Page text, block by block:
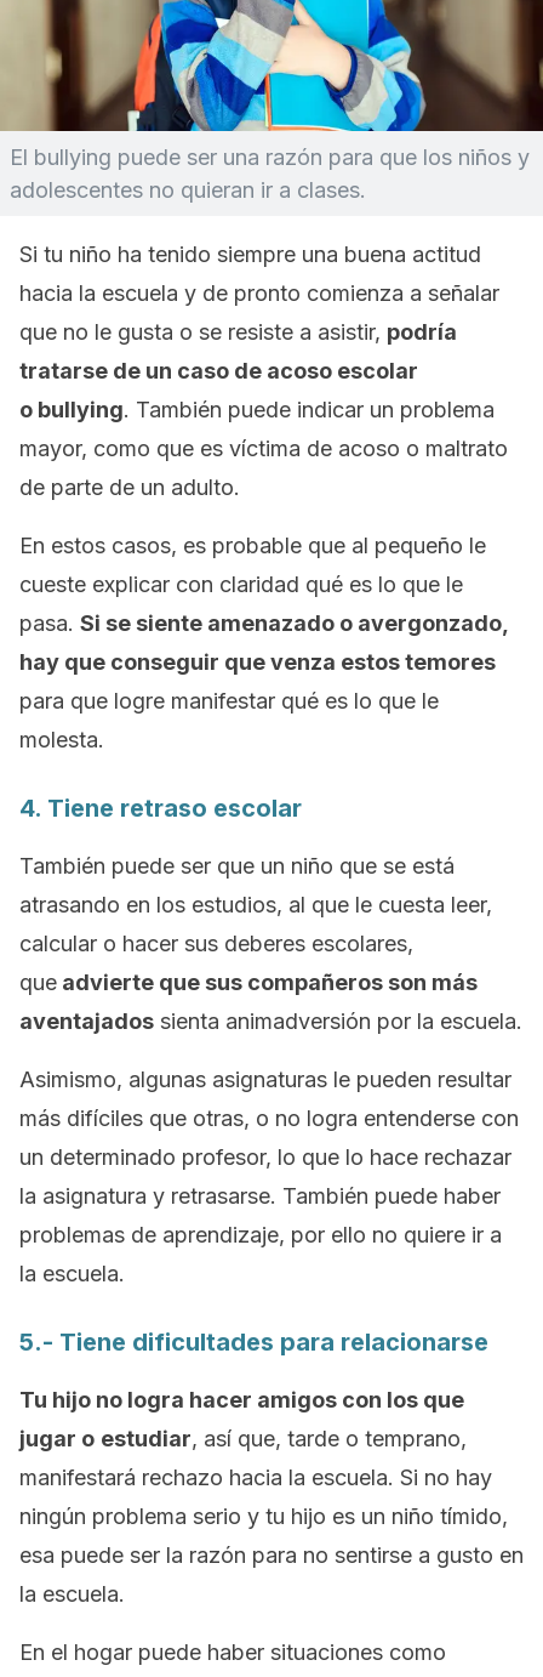
El bullying puede ser una razón para que los niños y
adolescentes no quieran ir a clases.
Si tu niño ha tenido siempre una buena actitud
hacia la escuela y de pronto comienza a señalar
que no le gusta o se resiste a asistir, podría
tratarse de un caso de acoso escolar
o bullying. También puede indicar un problema
mayor, como que es víctima de acoso o maltrato
de parte de un adulto.
En estos casos, es probable que al pequeño le
cueste explicar con claridad qué es lo que le
pasa. Si se siente amenazado o avergonzado,
hay que conseguir que venza estos temores
para que logre manifestar qué es lo que le
molesta.
4. Tiene retraso escolar
También puede ser que un niño que se está
atrasando en los estudios, al que le cuesta leer,
calcular o hacer sus deberes escolares,
que advierte que sus compañeros son más
aventajados sienta animadversión por la escuela.
Asimismo, algunas asignaturas le pueden resultar
más difíciles que otras, o no logra entenderse con
un determinado profesor, lo que lo hace rechazar
la asignatura y retrasarse. También puede haber
problemas de aprendizaje, por ello no quiere ir a
la escuela.
5.- Tiene dificultades para relacionarse
Tu hijo no logra hacer amigos con los que
jugar o estudiar, así que, tarde o temprano,
manifestará rechazo hacia la escuela. Si no hay
ningún problema serio y tu hijo es un niño tímido,
esa puede ser la razón para no sentirse a gusto en
la escuela.
En el hogar puede haber situaciones como